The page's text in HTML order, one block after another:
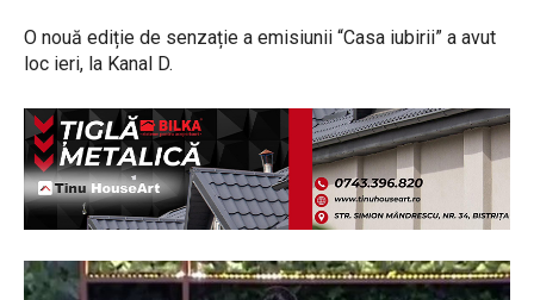
O nouă ediție de senzație a emisiunii “Casa iubirii” a avut
loc ieri, la Kanal D.